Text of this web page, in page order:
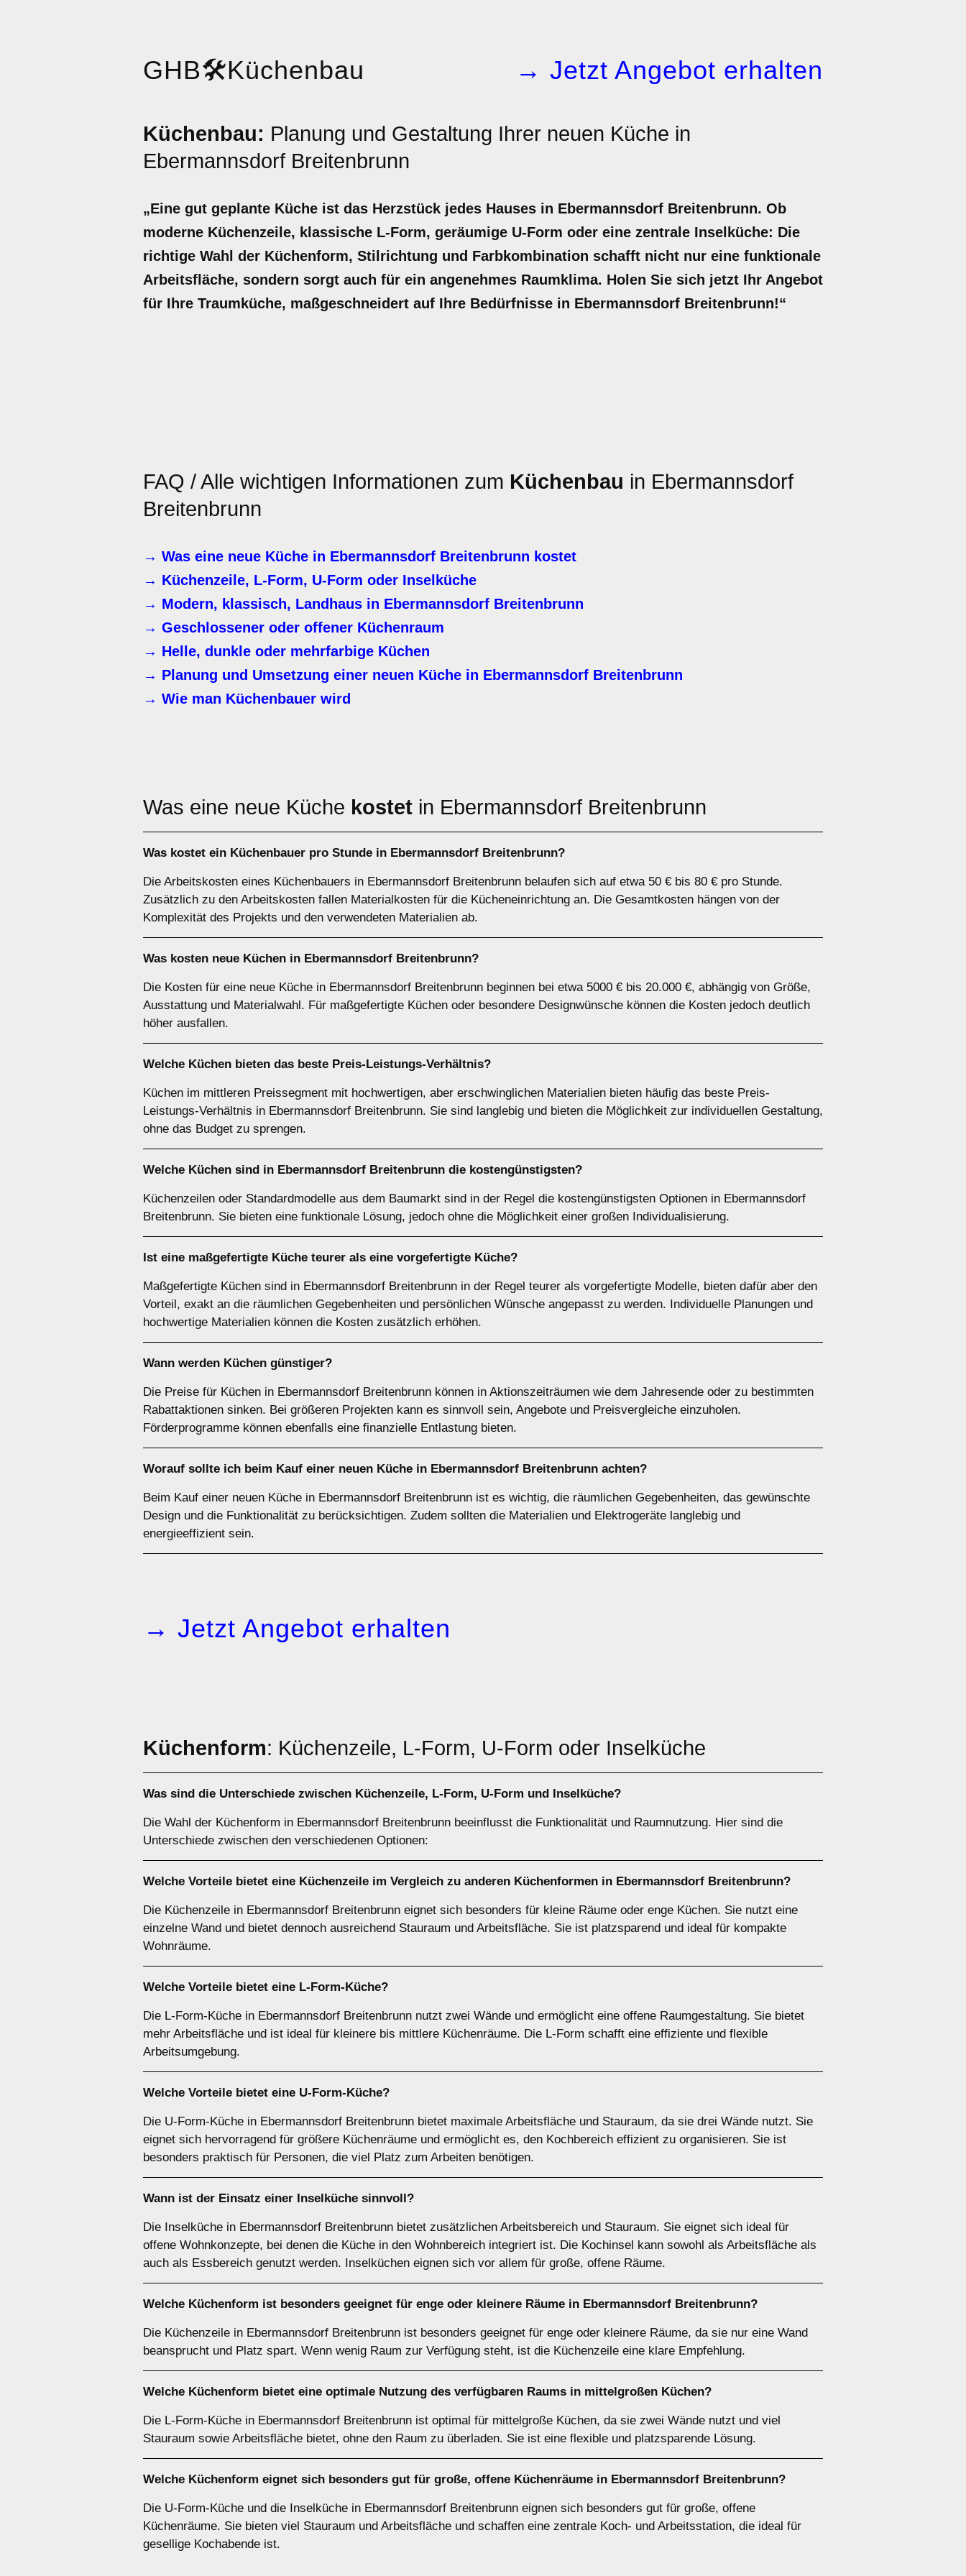
GHB🛠️Küchenbau → Jetzt Angebot erhalten
Küchenbau: Planung und Gestaltung Ihrer neuen Küche in
Ebermannsdorf Breitenbrunn
„Eine gut geplante Küche ist das Herzstück jedes Hauses in Ebermannsdorf Breitenbrunn. Ob
moderne Küchenzeile, klassische L-Form, geräumige U-Form oder eine zentrale Inselküche: Die
richtige Wahl der Küchenform, Stilrichtung und Farbkombination schafft nicht nur eine funktionale
Arbeitsfläche, sondern sorgt auch für ein angenehmes Raumklima. Holen Sie sich jetzt Ihr Angebot
für Ihre Traumküche, maßgeschneidert auf Ihre Bedürfnisse in Ebermannsdorf Breitenbrunn!“
FAQ / Alle wichtigen Informationen zum Küchenbau in Ebermannsdorf
Breitenbrunn
→ Was eine neue Küche in Ebermannsdorf Breitenbrunn kostet
→ Küchenzeile, L-Form, U-Form oder Inselküche
→ Modern, klassisch, Landhaus in Ebermannsdorf Breitenbrunn
→ Geschlossener oder offener Küchenraum
→ Helle, dunkle oder mehrfarbige Küchen
→ Planung und Umsetzung einer neuen Küche in Ebermannsdorf Breitenbrunn
→ Wie man Küchenbauer wird
Was eine neue Küche kostet in Ebermannsdorf Breitenbrunn
Was kostet ein Küchenbauer pro Stunde in Ebermannsdorf Breitenbrunn?
Die Arbeitskosten eines Küchenbauers in Ebermannsdorf Breitenbrunn belaufen sich auf etwa 50 € bis 80 € pro Stunde.
Zusätzlich zu den Arbeitskosten fallen Materialkosten für die Kücheneinrichtung an. Die Gesamtkosten hängen von der
Komplexität des Projekts und den verwendeten Materialien ab.
Was kosten neue Küchen in Ebermannsdorf Breitenbrunn?
Die Kosten für eine neue Küche in Ebermannsdorf Breitenbrunn beginnen bei etwa 5000 € bis 20.000 €, abhängig von Größe,
Ausstattung und Materialwahl. Für maßgefertigte Küchen oder besondere Designwünsche können die Kosten jedoch deutlich
höher ausfallen.
Welche Küchen bieten das beste Preis-Leistungs-Verhältnis?
Küchen im mittleren Preissegment mit hochwertigen, aber erschwinglichen Materialien bieten häufig das beste Preis-
Leistungs-Verhältnis in Ebermannsdorf Breitenbrunn. Sie sind langlebig und bieten die Möglichkeit zur individuellen Gestaltung,
ohne das Budget zu sprengen.
Welche Küchen sind in Ebermannsdorf Breitenbrunn die kostengünstigsten?
Küchenzeilen oder Standardmodelle aus dem Baumarkt sind in der Regel die kostengünstigsten Optionen in Ebermannsdorf
Breitenbrunn. Sie bieten eine funktionale Lösung, jedoch ohne die Möglichkeit einer großen Individualisierung.
Ist eine maßgefertigte Küche teurer als eine vorgefertigte Küche?
Maßgefertigte Küchen sind in Ebermannsdorf Breitenbrunn in der Regel teurer als vorgefertigte Modelle, bieten dafür aber den
Vorteil, exakt an die räumlichen Gegebenheiten und persönlichen Wünsche angepasst zu werden. Individuelle Planungen und
hochwertige Materialien können die Kosten zusätzlich erhöhen.
Wann werden Küchen günstiger?
Die Preise für Küchen in Ebermannsdorf Breitenbrunn können in Aktionszeiträumen wie dem Jahresende oder zu bestimmten
Rabattaktionen sinken. Bei größeren Projekten kann es sinnvoll sein, Angebote und Preisvergleiche einzuholen.
Förderprogramme können ebenfalls eine finanzielle Entlastung bieten.
Worauf sollte ich beim Kauf einer neuen Küche in Ebermannsdorf Breitenbrunn achten?
Beim Kauf einer neuen Küche in Ebermannsdorf Breitenbrunn ist es wichtig, die räumlichen Gegebenheiten, das gewünschte
Design und die Funktionalität zu berücksichtigen. Zudem sollten die Materialien und Elektrogeräte langlebig und
energieeffizient sein.
→ Jetzt Angebot erhalten
Küchenform: Küchenzeile, L-Form, U-Form oder Inselküche
Was sind die Unterschiede zwischen Küchenzeile, L-Form, U-Form und Inselküche?
Die Wahl der Küchenform in Ebermannsdorf Breitenbrunn beeinflusst die Funktionalität und Raumnutzung. Hier sind die
Unterschiede zwischen den verschiedenen Optionen:
Welche Vorteile bietet eine Küchenzeile im Vergleich zu anderen Küchenformen in Ebermannsdorf Breitenbrunn?
Die Küchenzeile in Ebermannsdorf Breitenbrunn eignet sich besonders für kleine Räume oder enge Küchen. Sie nutzt eine
einzelne Wand und bietet dennoch ausreichend Stauraum und Arbeitsfläche. Sie ist platzsparend und ideal für kompakte
Wohnräume.
Welche Vorteile bietet eine L-Form-Küche?
Die L-Form-Küche in Ebermannsdorf Breitenbrunn nutzt zwei Wände und ermöglicht eine offene Raumgestaltung. Sie bietet
mehr Arbeitsfläche und ist ideal für kleinere bis mittlere Küchenräume. Die L-Form schafft eine effiziente und flexible
Arbeitsumgebung.
Welche Vorteile bietet eine U-Form-Küche?
Die U-Form-Küche in Ebermannsdorf Breitenbrunn bietet maximale Arbeitsfläche und Stauraum, da sie drei Wände nutzt. Sie
eignet sich hervorragend für größere Küchenräume und ermöglicht es, den Kochbereich effizient zu organisieren. Sie ist
besonders praktisch für Personen, die viel Platz zum Arbeiten benötigen.
Wann ist der Einsatz einer Inselküche sinnvoll?
Die Inselküche in Ebermannsdorf Breitenbrunn bietet zusätzlichen Arbeitsbereich und Stauraum. Sie eignet sich ideal für
offene Wohnkonzepte, bei denen die Küche in den Wohnbereich integriert ist. Die Kochinsel kann sowohl als Arbeitsfläche als
auch als Essbereich genutzt werden. Inselküchen eignen sich vor allem für große, offene Räume.
Welche Küchenform ist besonders geeignet für enge oder kleinere Räume in Ebermannsdorf Breitenbrunn?
Die Küchenzeile in Ebermannsdorf Breitenbrunn ist besonders geeignet für enge oder kleinere Räume, da sie nur eine Wand
beansprucht und Platz spart. Wenn wenig Raum zur Verfügung steht, ist die Küchenzeile eine klare Empfehlung.
Welche Küchenform bietet eine optimale Nutzung des verfügbaren Raums in mittelgroßen Küchen?
Die L-Form-Küche in Ebermannsdorf Breitenbrunn ist optimal für mittelgroße Küchen, da sie zwei Wände nutzt und viel
Stauraum sowie Arbeitsfläche bietet, ohne den Raum zu überladen. Sie ist eine flexible und platzsparende Lösung.
Welche Küchenform eignet sich besonders gut für große, offene Küchenräume in Ebermannsdorf Breitenbrunn?
Die U-Form-Küche und die Inselküche in Ebermannsdorf Breitenbrunn eignen sich besonders gut für große, offene
Küchenräume. Sie bieten viel Stauraum und Arbeitsfläche und schaffen eine zentrale Koch- und Arbeitsstation, die ideal für
gesellige Kochabende ist.